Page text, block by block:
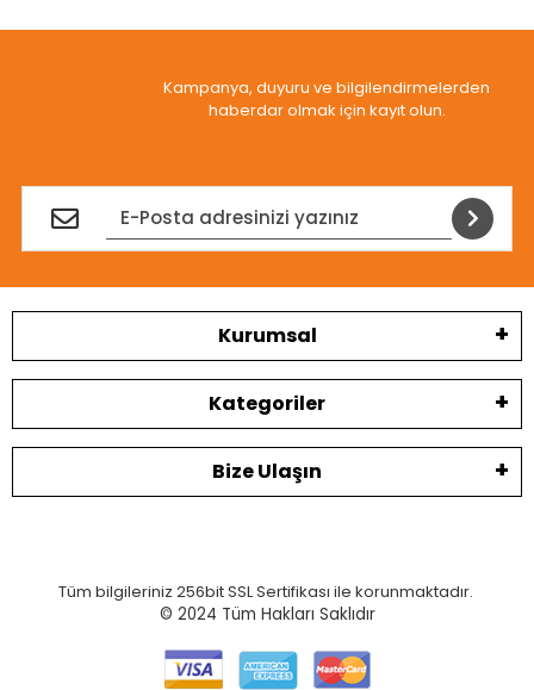
Kampanya, duyuru ve bilgilendirmelerden
haberdar olmak için kayıt olun.
Kurumsal
Kategoriler
Bize Ulaşın
Tüm bilgileriniz 256bit SSL Sertifikası ile korunmaktadır.
© 2024 Tüm Hakları Saklıdır